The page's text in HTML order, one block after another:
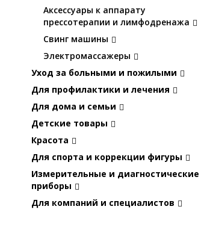
Аксессуары к аппарату
прессотерапии и лимфодренажа
Свинг машины
Электромассажеры
Уход за больными и пожилыми
Для профилактики и лечения
Для дома и семьи
Детские товары
Красота
Для спорта и коррекции фигуры
Измерительные и диагностические
приборы
Для компаний и специалистов